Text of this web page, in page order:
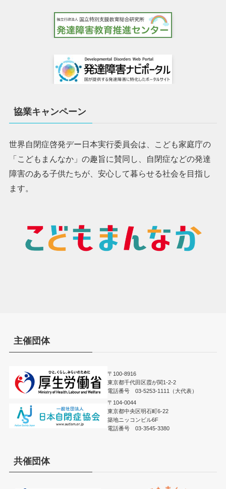
協業キャンペーン
世界自閉症啓発デー日本実行委員会は、こども家庭庁の
「こどもまんなか」の趣旨に賛同し、自閉症などの発達
障害のある子供たちが、安心して暮らせる社会を目指し
ます。
主催団体
〒100-8916
東京都千代田区霞が関1-2-2
電話番号 03-5253-1111（大代表）
〒104-0044
東京都中央区明石町6-22
築地ニッコンビル6F
電話番号 03-3545-3380
共催団体